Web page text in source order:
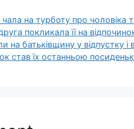
чала на турботу про чоловіка
покликала її на відпочинок
на батьківщину у
став їх останньою